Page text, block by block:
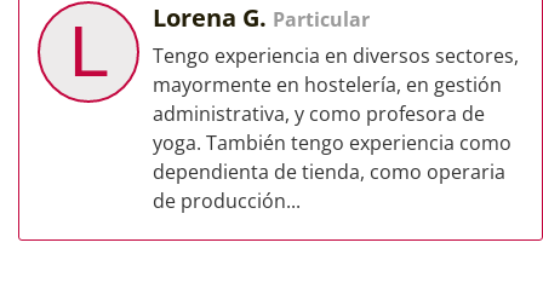
L Lorena G. Particular
Tengo experiencia en diversos sectores,
mayormente en hostelería, en gestión
administrativa, y como profesora de
yoga. También tengo experiencia como
dependienta de tienda, como operaria
de producción...